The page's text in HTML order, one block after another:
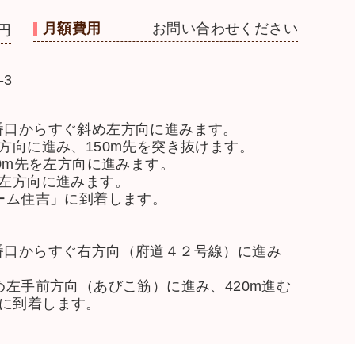
月額費用 お問い合わせください
3
からすぐ斜め左方向に進みます。
向に進み、150m先を突き抜けます。
先を左方向に進みます。
方向に進みます。
住吉」に到着します。
からすぐ右方向（府道４２号線）に進み
手前方向（あびこ筋）に進み、420m進む
到着します。